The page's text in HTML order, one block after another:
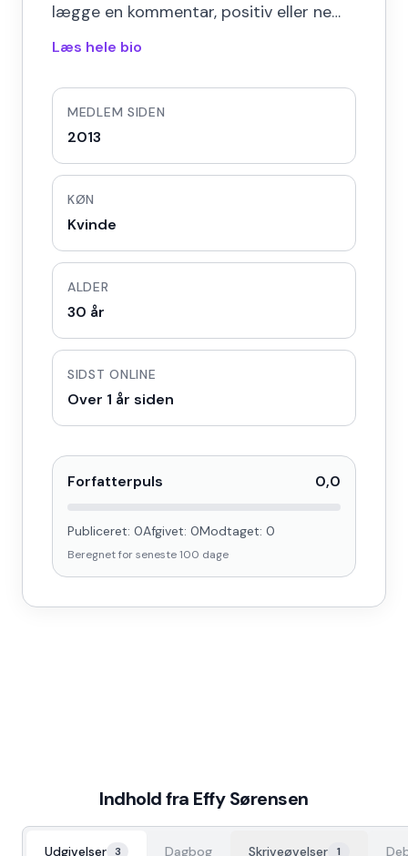
lægge en kommentar, positiv eller ne…
Læs hele bio
MEDLEM SIDEN
2013
KØN
Kvinde
ALDER
30 år
SIDST ONLINE
Over 1 år siden
Forfatterpuls 0,0
Publiceret: 0Afgivet: 0Modtaget: 0
Beregnet for seneste100 dage
Indhold fra Effy Sørensen
Udgivelser 3 Dagbog Skriveøvelser 1